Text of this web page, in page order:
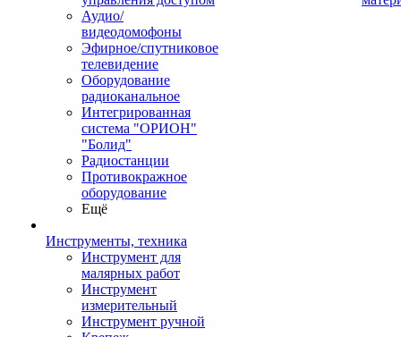
Аудио/
видеодомофоны
Эфирное/спутниковое
телевидение
Оборудование
радиоканальное
Интегрированная
система "ОРИОН"
"Болид"
Радиостанции
Противокражное
оборудование
Ещё
Инструменты, техника
Инструмент для
малярных работ
Инструмент
измерительный
Инструмент ручной